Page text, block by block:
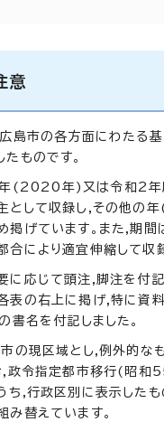
意
島市の各方面にわたる
ものです。
年(2020年)又は令和2
として収録し,その他の
掲げています。また,期
合により適宜伸縮して収
に応じて頭注,脚注を付記
表の右上に掲げ,特に資
書名を付記しました。
の現区域とし,例外的な
,政令指定都市移行(昭
ち,行政区別に表示した
み替えています。